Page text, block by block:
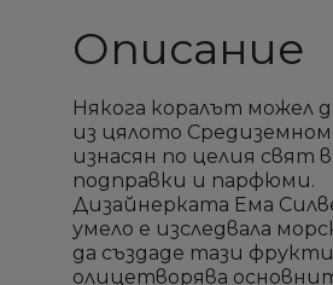
Описание
Някога коралът можел
из цялото
изнасян по целия свят
подправки и парфюми.
Дизайнерката Ема
умело е изследвала
да създаде тази
олицетворява